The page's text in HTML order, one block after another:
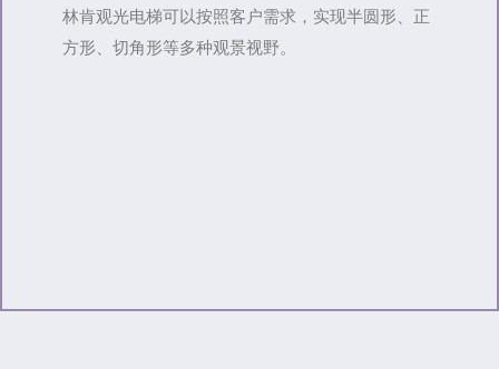
林肯观光电梯可以按照客户需求，实现半圆形、正
方形、切角形等多种观景视野。